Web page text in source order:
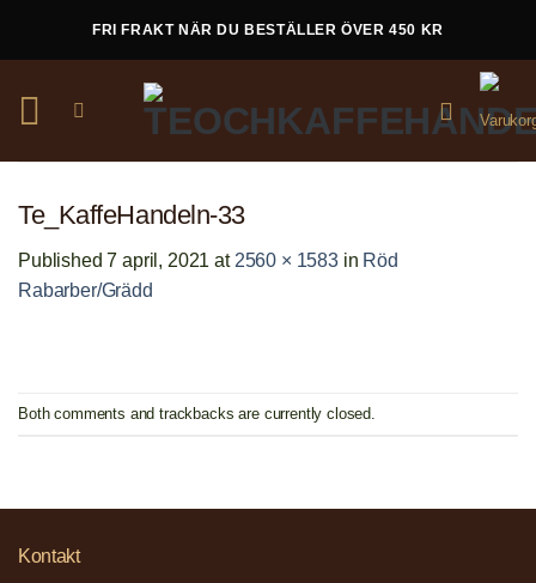
FRI FRAKT NÄR DU BESTÄLLER ÖVER 450 KR
Te_KaffeHandeln-33
Published7 april, 2021 at 2560 × 1583in Röd
Rabarber/Grädd
Both comments and trackbacks are currently closed.
Kontakt